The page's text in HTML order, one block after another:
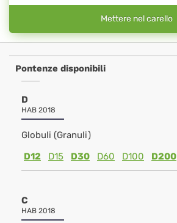
Mettere nel carello
Pontenze disponibili
D
HAB 2018
Globuli (Granuli)
D12
D15 D30 D60 D100 D200
C
HAB 2018